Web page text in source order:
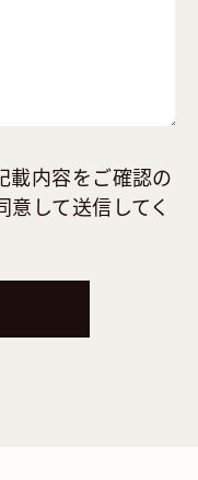
載内容をご確認の
意して送信してく